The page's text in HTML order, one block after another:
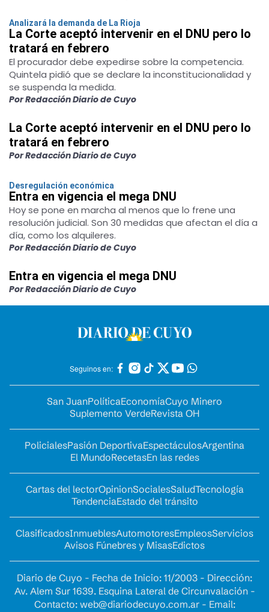
Analizará la demanda de La Rioja
La Corte aceptó intervenir en el DNU pero lo
tratará en febrero
El procurador debe expedirse sobre la competencia.
Quintela pidió que se declare la inconstitucionalidad y
se suspenda la medida.
Por Redacción Diario de Cuyo
La Corte aceptó intervenir en el DNU pero lo
tratará en febrero
Por Redacción Diario de Cuyo
Desregulación económica
Entra en vigencia el mega DNU
Hoy se pone en marcha al menos que lo frene una
resolución judicial. Son 30 medidas que afectan el día a
día, como los alquileres.
Por Redacción Diario de Cuyo
Entra en vigencia el mega DNU
Por Redacción Diario de Cuyo
Seguinos en:
San JuanPolíticaEconomíaCuyo Minero
Suplemento VerdeRevista OH
PolicialesPasión DeportivaEspectáculosArgentina
El MundoRecetasEn las redes
Cartas del lectorOpinionSocialesSaludTecnología
TendenciaEstado del tránsito
ClasificadosInmueblesAutomotoresEmpleosServicios
Avisos Fúnebres y MisasEdictos
Diario de Cuyo - Fecha de Inicio: 11/2003 - Dirección:
Av. Alem Sur 1639. Esquina Lateral de Circunvalación -
Contacto: web@diariodecuyo.com.ar- Email: